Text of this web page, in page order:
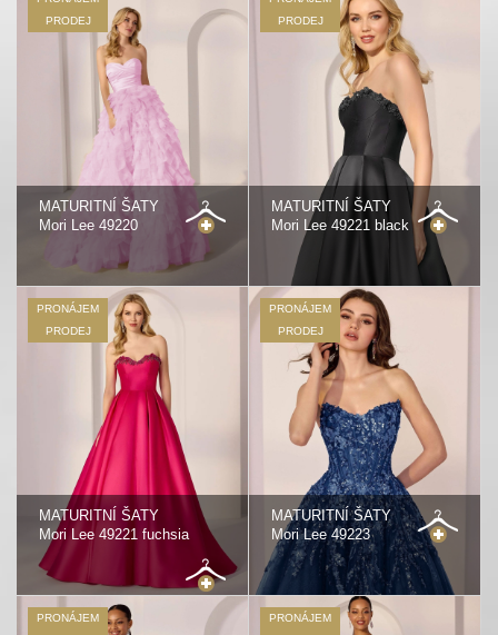
PRODEJ
MATURITNÍ ŠATY
Mori Lee 49220
PRODEJ
MATURITNÍ ŠATY
Mori Lee 49221 black
PRONÁJEM
PRODEJ
MATURITNÍ ŠATY
Mori Lee 49221 fuchsia
PRONÁJEM
PRODEJ
MATURITNÍ ŠATY
Mori Lee 49223
PRONÁJEM
PRONÁJEM